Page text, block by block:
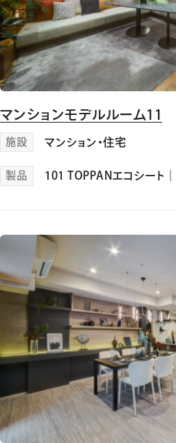
マンションモデルルーム11
施設 マンション・住宅
製品 101 TOPPANエコシート